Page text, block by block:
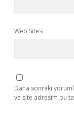
Web Sitesi
Daha sonraki
ve site adresim bu